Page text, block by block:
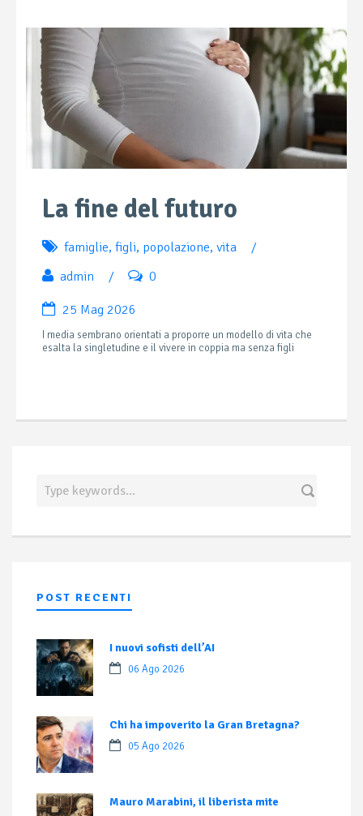
La fine del futuro
famiglie, figli, popolazione, vita
/
admin
/ 0
25 Mag 2026
I media sembrano orientati a proporre un modello di vita che
esalta la singletudine e il vivere in coppia ma senza figli
POST RECENTI
I nuovi sofisti dell’AI
06 Ago 2026
Chi ha impoverito la Gran Bretagna?
05 Ago 2026
Mauro Marabini, il liberista mite